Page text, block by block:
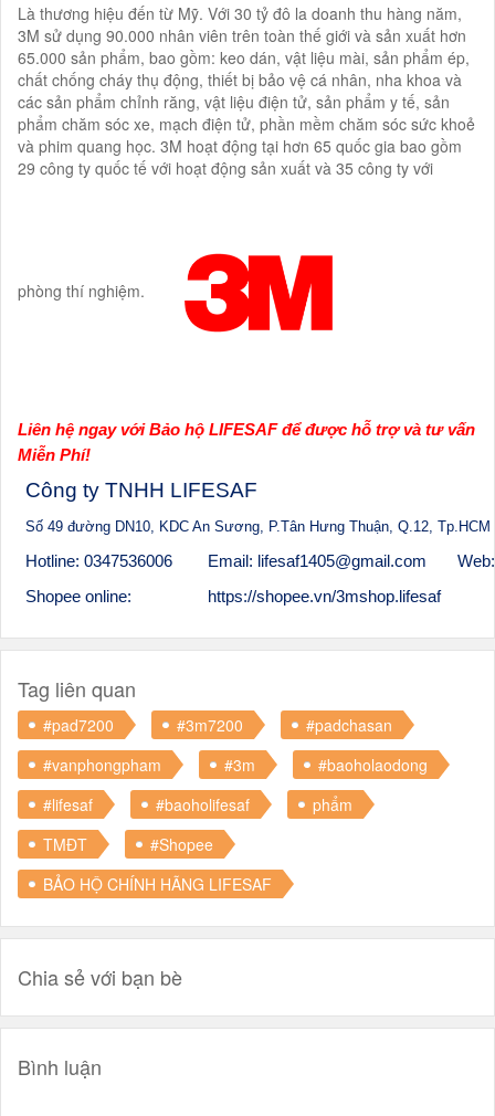
Là thương hiệu đến từ Mỹ. Với 30 tỷ đô la doanh thu hàng năm,
3M sử dụng 90.000 nhân viên trên toàn thế giới và sản xuất hơn
65.000 sản phẩm, bao gồm: keo dán, vật liệu mài, sản phẩm ép,
chất chống cháy thụ động, thiết bị bảo vệ cá nhân, nha khoa và
các sản phẩm chỉnh răng, vật liệu điện tử, sản phẩm y tế, sản
phẩm chăm sóc xe, mạch điện tử, phần mềm chăm sóc sức khoẻ
và phim quang học. 3M hoạt động tại hơn 65 quốc gia bao gồm
29 công ty quốc tế với hoạt động sản xuất và 35 công ty với
phòng thí nghiệm.
Liên hệ ngay với Bảo hộ LIFESAF để được hỗ trợ và tư vấn
Miễn Phí!
Công ty TNHH LIFESAF
Số 49 đường DN10, KDC An Sương, P.Tân Hưng Thuận, Q.12, Tp.HCM
Hotline: 0347536006 Email: lifesaf1405@gmail.com
Shopee online:
https://shopee.vn/3mshop.lifesaf
Tag liên quan
#pad7200 #3m7200
#padchasan
#vanphongpham
#3m
#baoholaodong
#lifesaf
#baoholifesaf
phẩm
TMĐT
#Shopee
BẢO HỘ CHÍNH HÃNG LIFESAF
Chia sẻ với bạn bè
Bình luận